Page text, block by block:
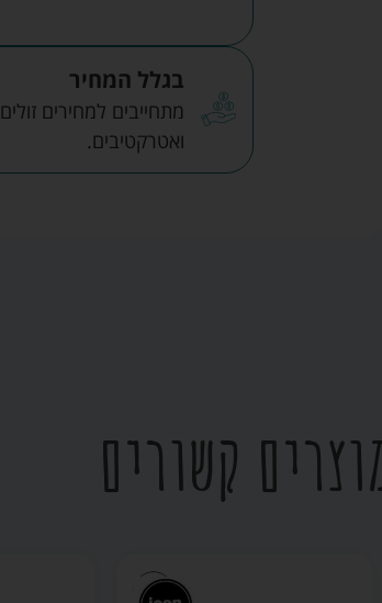
בגלל המחיר
מתחייבים למחירים זולים
ואטרקטיבים.
קשורים